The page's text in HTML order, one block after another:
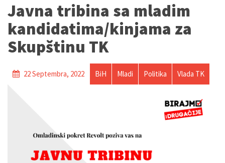
Javna tribina sa mladim
kandidatima/kinjama za
Skupštinu TK
22 Septembra, 2022 BiH Mladi Politika Vlada TK